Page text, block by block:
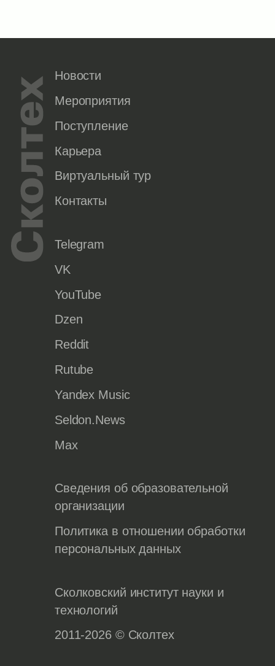
Новости
Мероприятия
Поступление
Карьера
Виртуальный тур
Контакты
Telegram
VK
YouTube
Dzen
Reddit
Rutube
Yandex Music
Seldon.News
Max
Сведения об образовательной
организации
Политика в отношении обработки
персональных данных
Сколковский институт науки и
технологий
2011-2026 © Сколтех